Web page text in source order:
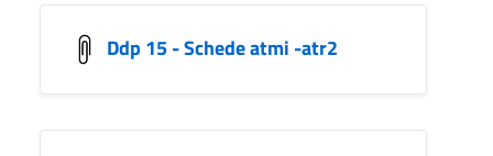
Ddp 15 - Schede atmi -atr2